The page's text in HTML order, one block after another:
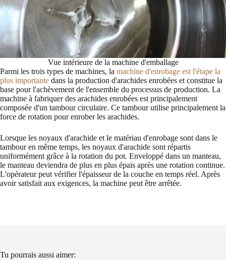
Vue intérieure de la machine d'emballage
Parmi les trois types de machines, la machine d'enrobage est l'étape la
plus importante dans la production d'arachides enrobées et constitue la
base pour l'achèvement de l'ensemble du processus de production. La
machine à fabriquer des arachides enrobées est principalement
composée d'un tambour circulaire. Ce tambour utilise principalement la
force de rotation pour enrober les arachides.
Lorsque les noyaux d'arachide et le matériau d'enrobage sont dans le
tambour en même temps, les noyaux d'arachide sont répartis
uniformément grâce à la rotation du pot. Enveloppé dans un manteau,
le manteau deviendra de plus en plus épais après une rotation continue.
L'opérateur peut vérifier l'épaisseur de la couche en temps réel. Après
avoir satisfait aux exigences, la machine peut être arrêtée.
Tu pourrais aussi aimer: